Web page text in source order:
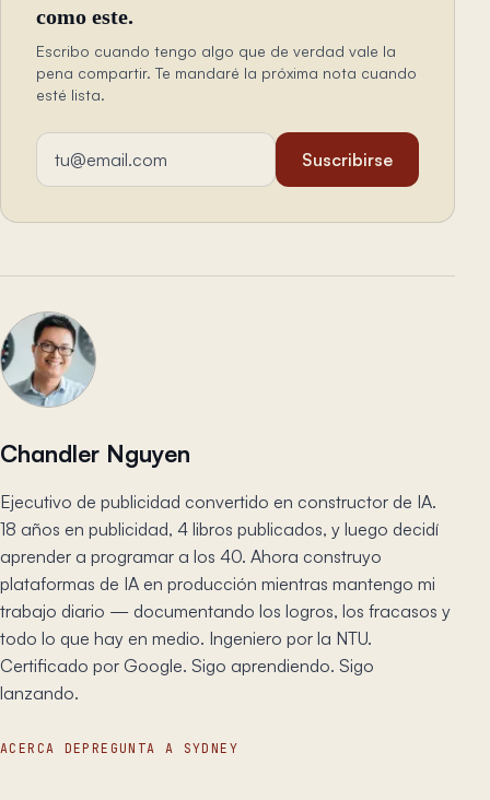
como este.
Escribo cuando tengo algo que de verdad vale la
pena compartir. Te mandaré la próxima nota cuando
esté lista.
Dirección de email
Suscribirse
Chandler Nguyen
Ejecutivo de publicidad convertido en constructor de IA.
18 años en publicidad, 4 libros publicados, y luego decidí
aprender a programar a los 40. Ahora construyo
plataformas de IA en producción mientras mantengo mi
trabajo diario — documentando los logros, los fracasos y
todo lo que hay en medio. Ingeniero por la NTU.
Certificado por Google. Sigo aprendiendo. Sigo
lanzando.
ACERCA DE PREGUNTA A SYDNEY